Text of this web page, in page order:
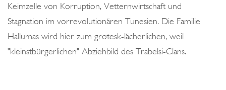
Keimzelle von Korruption, Vetternwirtschaft und
Stagnation im vorrevolutionären Tunesien. Die Familie
Hallumas wird hier zum grotesk-lächerlichen, weil
"kleinstbürgerlichen" Abziehbild des Trabelsi-Clans.